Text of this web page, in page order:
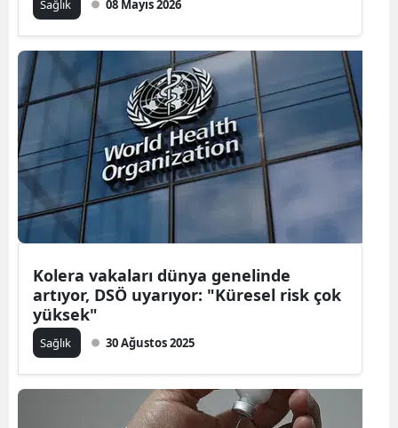
Sağlık 08 Mayıs 2026
Kolera vakaları dünya genelinde
artıyor, DSÖ uyarıyor: "Küresel risk çok
yüksek"
Sağlık 30 Ağustos 2025